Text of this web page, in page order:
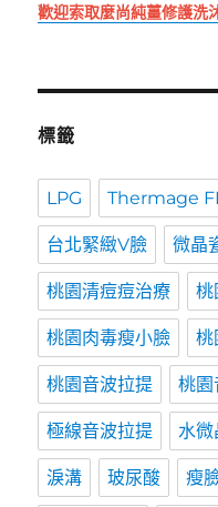
歡迎索取麼尚純薑修護洗
標籤
LPG Thermage
台北緊緻V臉 微晶
桃園清痘痘治療 桃
桃園肉毒瘦小臉 桃
桃園音波拉提 桃園
極線音波拉提 水微
淚溝 玻尿酸 瘦